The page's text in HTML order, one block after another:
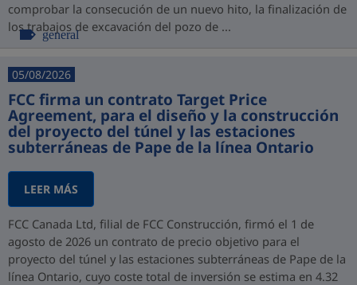
comprobar la consecución de un nuevo hito, la finalización de
los trabajos de excavación del pozo de ...
general
05/08/2026
FCC firma un contrato Target Price
Agreement, para el diseño y la construcción
del proyecto del túnel y las estaciones
subterráneas de Pape de la línea Ontario
LEER MÁS
FCC Canada Ltd, filial de FCC Construcción, firmó el 1 de
agosto de 2026 un contrato de precio objetivo para el
proyecto del túnel y las estaciones subterráneas de Pape de la
línea Ontario, cuyo coste total de inversión se estima en 4.32